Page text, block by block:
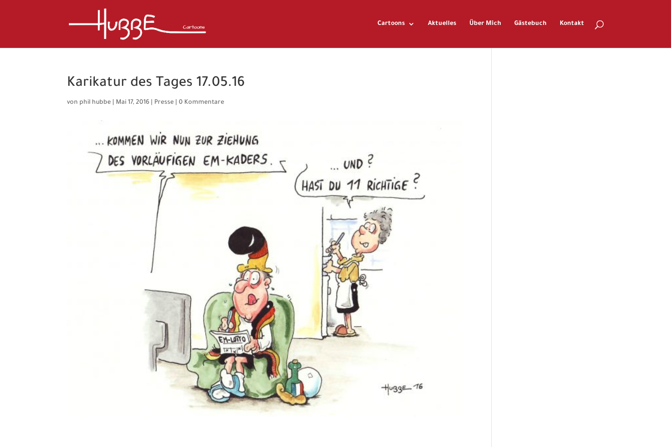
Cartoons Aktuelles Über Mich Gästebuch Kontakt
Karikatur des Tages 17.05.16
von phil hubbe Mai 17, 2016 Presse |0 Kommentare